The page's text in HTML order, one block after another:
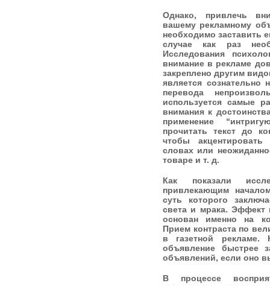
Однако, привлечь
вашему рекламному
необходимо заставить
случае как раз
Исследования
внимание в рекламе
закреплено другим
является
перевода
используется самые
внимания к
применение
прочитать текст до
чтобы
словах или
товаре и т. д.
Как показали
привлекающим
суть которого
света и мрака.
основан именно на
Прием контраста по
в газетной рекламе.
объявление быстрее
объявлений, если оно
В процессе